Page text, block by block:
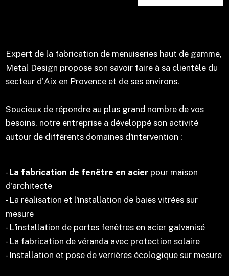
Expert de la fabrication de menuiseries haut de gamme,
Metal Design propose son savoir faire à sa clientèle du
secteur d'Aix en Provence et de ses environs.
Soucieux de répondre au plus grand nombre de vos
besoins, notre entreprise a développé son activité
autour de différents domaines d'intervention :
-La fabrication de fenêtre en acier pour maison
d'architecte
- La réalisation et l'installation de baies vitrées sur
mesure
- L'installation de portes fenêtres en acier galvanisé
- La fabrication de véranda avec protection solaire
- Installation et pose de verrières écologique sur mesure